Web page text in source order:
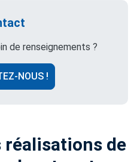
de renseignements ?
NOUS !
réalisations de